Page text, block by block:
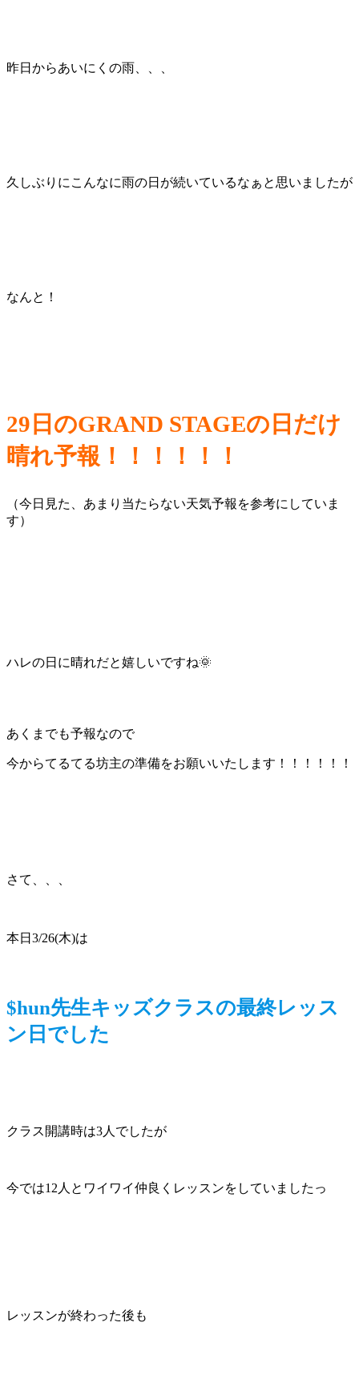
昨日からあいにくの雨、、、
久しぶりにこんなに雨の日が続いているなぁと思いましたが
なんと！
29日のGRAND STAGEの日だけ
晴れ予報！！！！！！
（今日見た、あまり当たらない天気予報を参考にしていま
す）
ハレの日に晴れだと嬉しいですね🌞
あくまでも予報なので
今からてるてる坊主の準備をお願いいたします！！！！！！
さて、、、
本日3/26(木)は
$hun先生キッズクラスの最終レッス
ン日でした
クラス開講時は3人でしたが
今では12人とワイワイ仲良くレッスンをしていましたっ
レッスンが終わった後も